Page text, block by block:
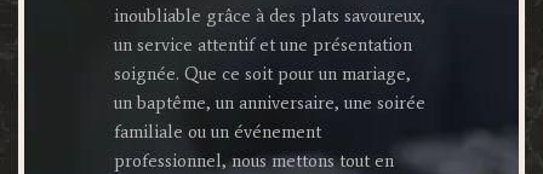
inoubliable grâce à des plats savoureux,
un service attentif et une présentation
soignée. Que ce soit pour un mariage,
un baptême, un anniversaire, une soirée
familiale ou un événement
professionnel, nous mettons tout en